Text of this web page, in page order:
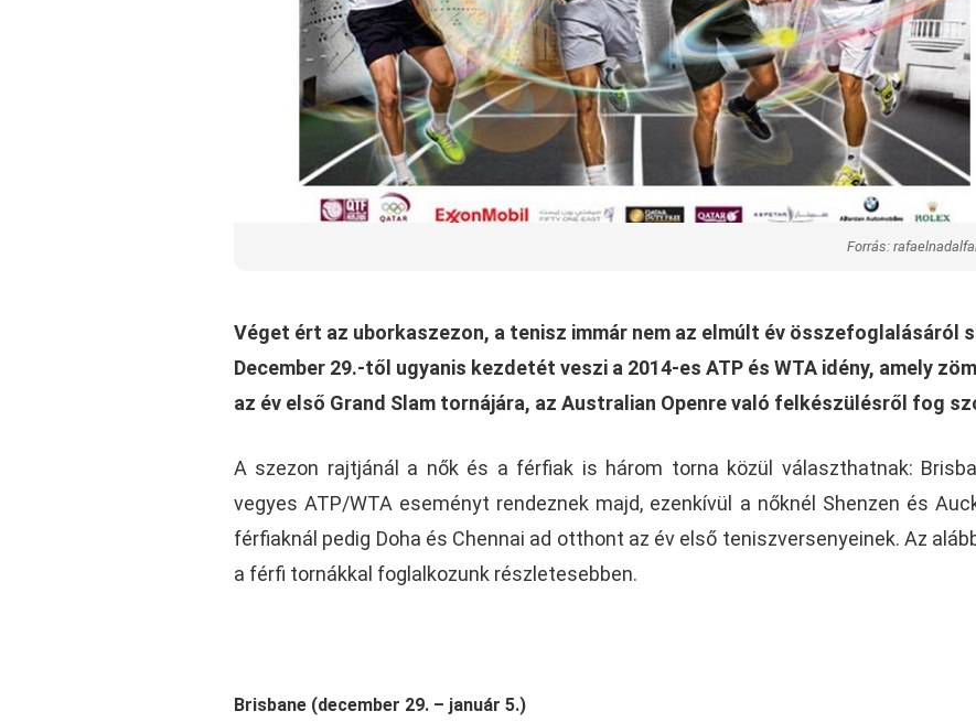
Forrás:
Véget ért az uborkaszezon, a tenisz immár nem az elmúlt év összefoglalásáról
December 29.-től ugyanis kezdetét veszi a 2014-es ATP és WTA idény, amely
az év első Grand Slam tornájára, az Australian Openre való felkészülésről fog
A szezon rajtjánál a nők és a férfiak is három torna közül választhatnak:
vegyes ATP/WTA eseményt rendeznek majd, ezenkívül a nőknél Shenzen és
férfiaknál pedig Doha és Chennai ad otthont az év első teniszversenyeinek. Az
a férfi tornákkal foglalkozunk részletesebben.
Brisbane (december 29. – január 5.)